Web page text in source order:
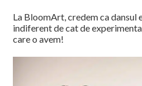
La BloomArt, credem ca dansul
indiferent de cat de
care o avem!